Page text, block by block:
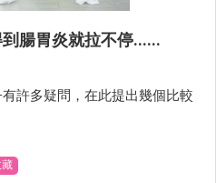
腸胃炎就拉不停......
許多疑問，在此提出幾個比較